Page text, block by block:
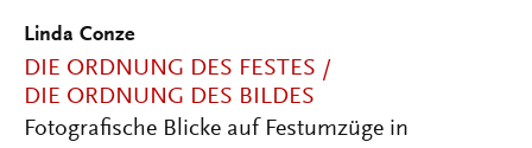
Linda Conze
DIE ORDNUNG DES FESTES /
DIE ORDNUNG DES BILDES
Fotografische Blicke auf Festumzüge in